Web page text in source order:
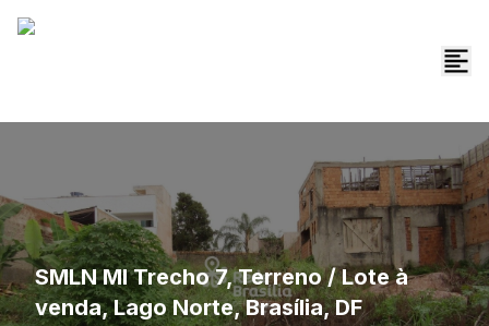
SMLN MI Trecho 7, Terreno / Lote à
venda, Lago Norte, Brasília, DF